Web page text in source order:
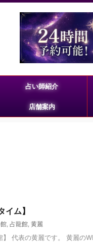
占い師紹介
店舗案内
ム】
, 占龍館, 黄麗
代表の黄麗です。 黄麗の